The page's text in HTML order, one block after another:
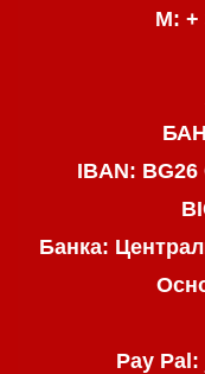
М: +
IBAN: BG26
Банка:
Pay